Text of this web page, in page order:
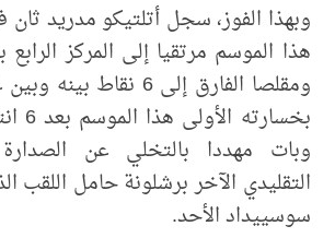
وبهذا الفوز، سجل أتلتيكو مدريد ثان
ومقلصا الفارق إلى 6
وبات مهددا بالتخلي عن
التقليدي الآخر برشلونة حامل اللقب
سوسييداد الأحد.